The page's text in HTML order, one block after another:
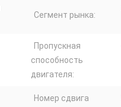
Сегмент рынка:
Пропускная
способность
двигателя:
Номер сдвига